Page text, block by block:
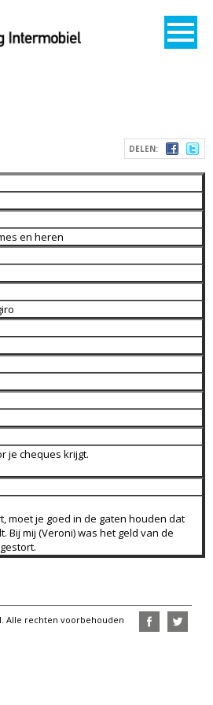
DELEN:
en heren
je cheques krijgt.
moet je goed in de gaten houden dat
Bij mij (Veroni) was het geld van de
Alle rechten voorbehouden